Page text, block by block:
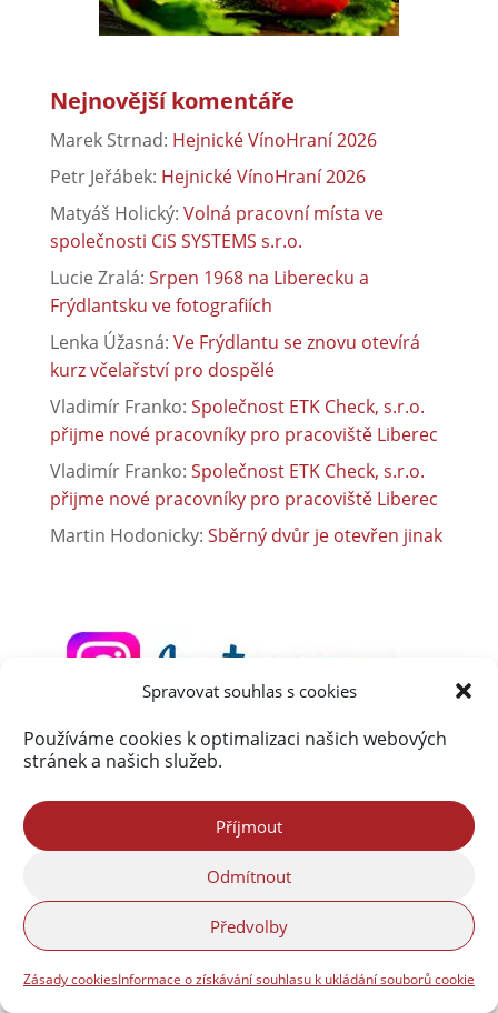
Spravovat souhlas s cookies
Používáme cookies k optimalizaci našich webových
stránek a našich služeb.
Příjmout
Odmítnout
Předvolby
Zásady cookiesInformace o získávání souhlasu k ukládání souborů cookie
Nejnovější komentáře
Marek Strnad: Hejnické VínoHraní 2026
Petr Jeřábek: Hejnické VínoHraní 2026
Matyáš Holický: Volná pracovní místa ve
společnosti CiS SYSTEMS s.r.o.
Lucie Zralá: Srpen 1968 na Liberecku a
Frýdlantsku ve fotografiích
Lenka Úžasná: Ve Frýdlantu se znovu otevírá
kurz včelařství pro dospělé
Vladimír Franko: Společnost ETK Check, s.r.o.
přijme nové pracovníky pro pracoviště Liberec
Vladimír Franko: Společnost ETK Check, s.r.o.
přijme nové pracovníky pro pracoviště Liberec
Martin Hodonicky: Sběrný dvůr je otevřen jinak